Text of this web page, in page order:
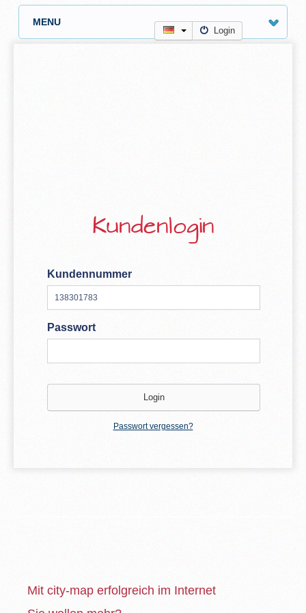
MENU
Login
Kundenlogin
Kundennummer
Passwort
Passwort vergessen?
Mit city-map erfolgreich im Internet